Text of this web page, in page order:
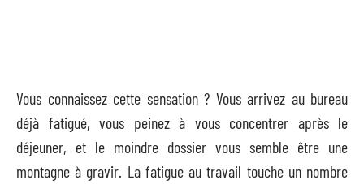
Vous connaissez cette sensation ? Vous arrivez au bureau
déjà fatigué, vous peinez à vous concentrer après le
déjeuner, et le moindre dossier vous semble être une
montagne à gravir. La fatigue au travail touche un nombre